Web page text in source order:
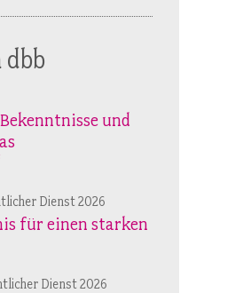
dbb
und
Dienst 2026
für einen starken
Dienst 2026